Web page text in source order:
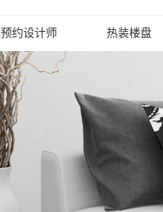
预约设计师 热装楼盘